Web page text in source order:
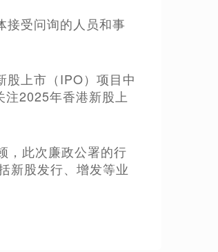
接受问询的人员和事
股上市（IPO）项目中
2025年香港新股上
，此次廉政公署的行
新股发行、增发等业